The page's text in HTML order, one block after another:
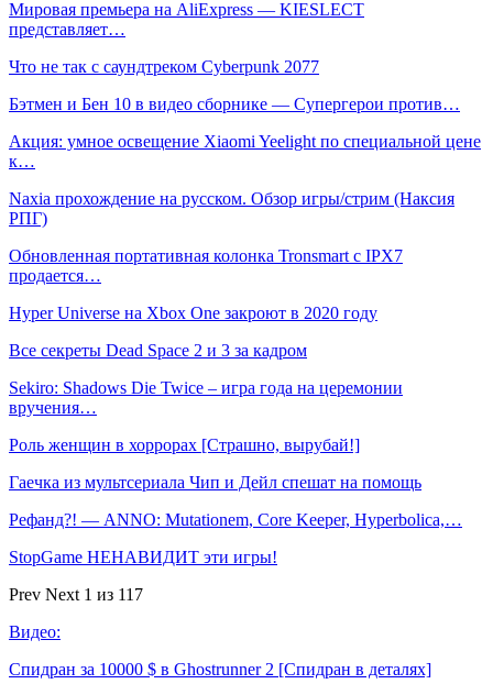
Мировая премьера на AliExpress — KIESLECT
представляет…
Что не так с саундтреком Cyberpunk 2077
Бэтмен и Бен 10 в видео сборнике — Супергерои против…
Акция: умное освещение Xiaomi Yeelight по специальной цене
к…
Naxia прохождение на русском. Обзор игры/стрим (Наксия
РПГ)
Обновленная портативная колонка Tronsmart с IPX7
продается…
Hyper Universe на Xbox One закроют в 2020 году
Все секреты Dead Space 2 и 3 за кадром
Sekiro: Shadows Die Twice – игра года на церемонии
вручения…
Роль женщин в хоррорах [Страшно, вырубай!]
Гаечка из мультсериала Чип и Дейл спешат на помощь
Рефанд?! — ANNO: Mutationem, Core Keeper, Hyperbolica,…
StopGame НЕНАВИДИТ эти игры!
Prev Next 1 из 117
Видео:
Спидран за 10000 $ в Ghostrunner 2 [Спидран в деталях]